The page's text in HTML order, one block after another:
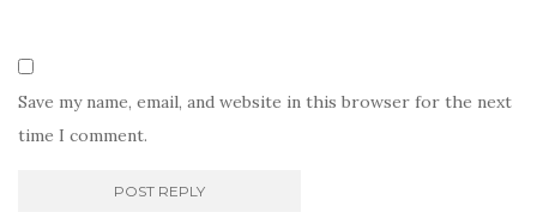
Save my name, email, and website in this browser for the next
time I comment.